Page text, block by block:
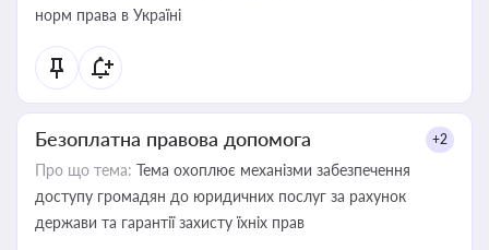
норм права в Україні
Безоплатна правова допомога +2
Про що тема: Тема охоплює механізми забезпечення
доступу громадян до юридичних послуг за рахунок
держави та гарантії захисту їхніх прав